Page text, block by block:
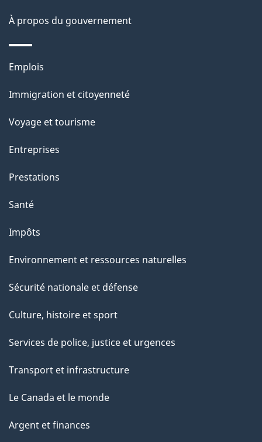
n
s
r
c
t
t
p
a
e
À propos du gouvernement
Thèmes
sujets
Emplois
Immigration et citoyenneté
Voyage et tourisme
Entreprises
Prestations
Santé
Impôts
Environnement et ressources naturelles
Sécurité nationale et défense
Culture, histoire et sport
Services de police, justice et urgences
Transport et infrastructure
Le Canada et le monde
Argent et finances